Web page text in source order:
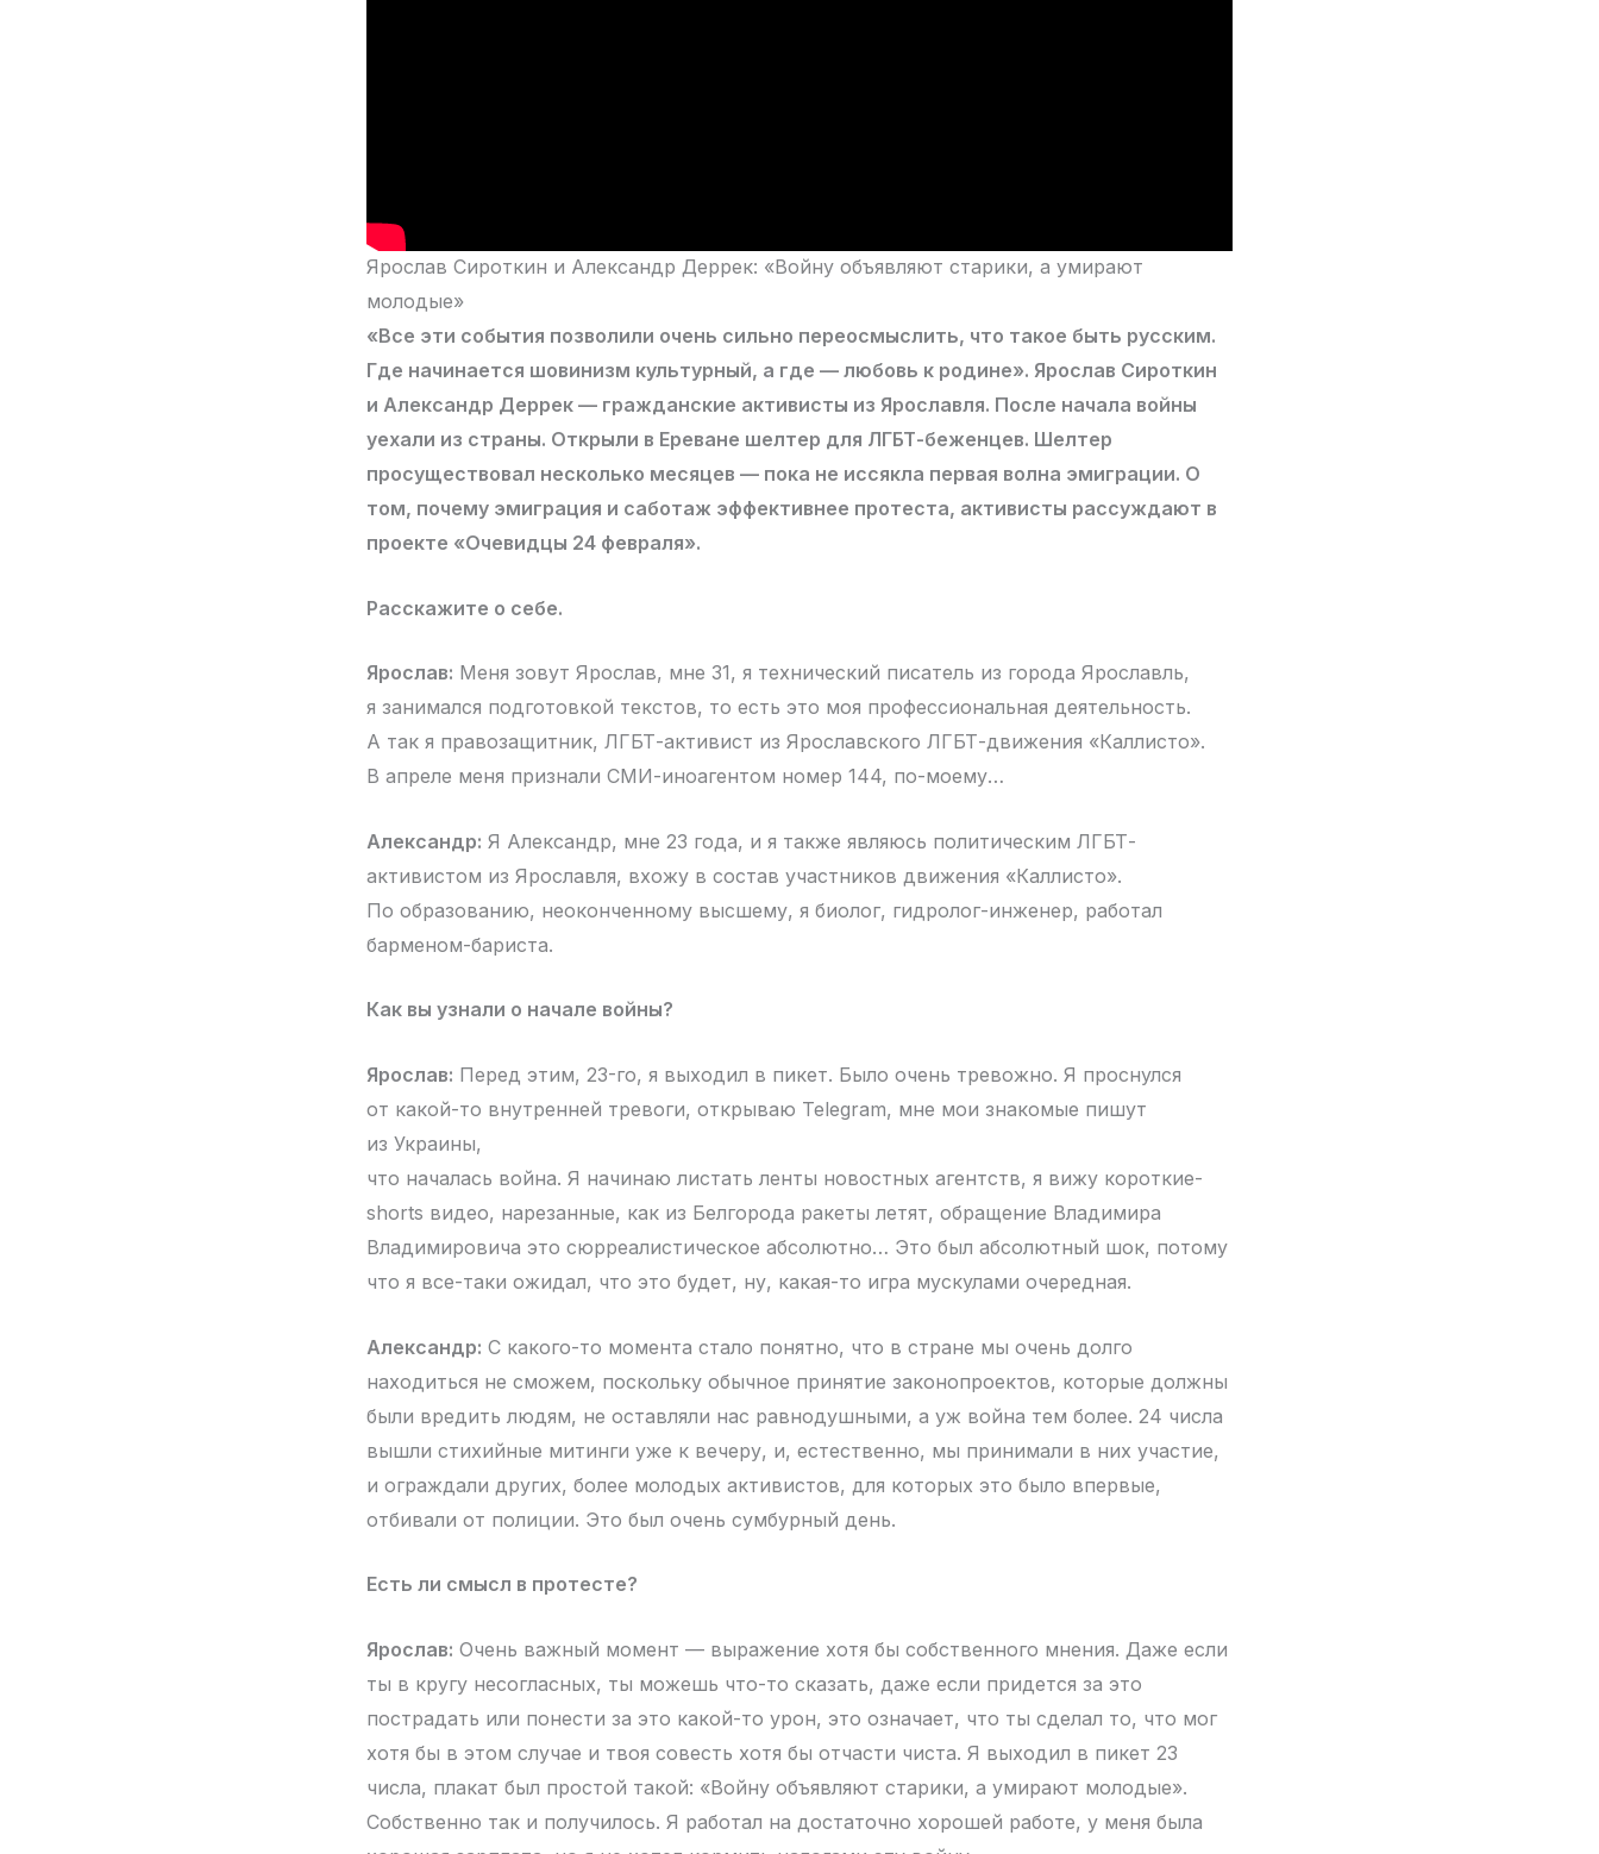
Ярослав Сироткин и Александр Деррек: «Войну объявляют старики, а умирают
молодые»
«Все эти события позволили очень сильно переосмыслить, что такое быть русским.
Где начинается шовинизм культурный, а где — любовь к родине». Ярослав Сироткин
и Александр Деррек — гражданские активисты из Ярославля. После начала войны
уехали из страны. Открыли в Ереване шелтер для ЛГБТ-беженцев. Шелтер
просуществовал несколько месяцев — пока не иссякла первая волна эмиграции. О
том, почему эмиграция и саботаж эффективнее протеста, активисты рассуждают в
проекте «Очевидцы 24 февраля».
Расскажите о себе.
Ярослав: Меня зовут Ярослав, мне 31, я технический писатель из города Ярославль,
я занимался подготовкой текстов, то есть это моя профессиональная деятельность.
А так я правозащитник, ЛГБТ-активист из Ярославского ЛГБТ-движения «Каллисто».
В апреле меня признали СМИ-иноагентом номер 144, по-моему…
Александр: Я Александр, мне 23 года, и я также являюсь политическим ЛГБТ-
активистом из Ярославля, вхожу в состав участников движения «Каллисто».
По образованию, неоконченному высшему, я биолог, гидролог-инженер, работал
барменом-бариста.
Как вы узнали о начале войны?
Ярослав: Перед этим, 23-го, я выходил в пикет. Было очень тревожно. Я проснулся
от какой-то внутренней тревоги, открываю Telegram, мне мои знакомые пишут
из Украины,
что началась война. Я начинаю листать ленты новостных агентств, я вижу короткие-
shorts видео, нарезанные, как из Белгорода ракеты летят, обращение Владимира
Владимировича это сюрреалистическое абсолютно… Это был абсолютный шок, потому
что я все-таки ожидал, что это будет, ну, какая-то игра мускулами очередная.
Александр: С какого-то момента стало понятно, что в стране мы очень долго
находиться не сможем, поскольку обычное принятие законопроектов, которые должны
были вредить людям, не оставляли нас равнодушными, а уж война тем более. 24 числа
вышли стихийные митинги уже к вечеру, и, естественно, мы принимали в них участие,
и ограждали других, более молодых активистов, для которых это было впервые,
отбивали от полиции. Это был очень сумбурный день.
Есть ли смысл в протесте?
Ярослав: Очень важный момент — выражение хотя бы собственного мнения. Даже если
ты в кругу несогласных, ты можешь что-то сказать, даже если придется за это
пострадать или понести за это какой-то урон, это означает, что ты сделал то, что мог
хотя бы в этом случае и твоя совесть хотя бы отчасти чиста. Я выходил в пикет 23
числа, плакат был простой такой: «Войну объявляют старики, а умирают молодые».
Собственно так и получилось. Я работал на достаточно хорошей работе, у меня была